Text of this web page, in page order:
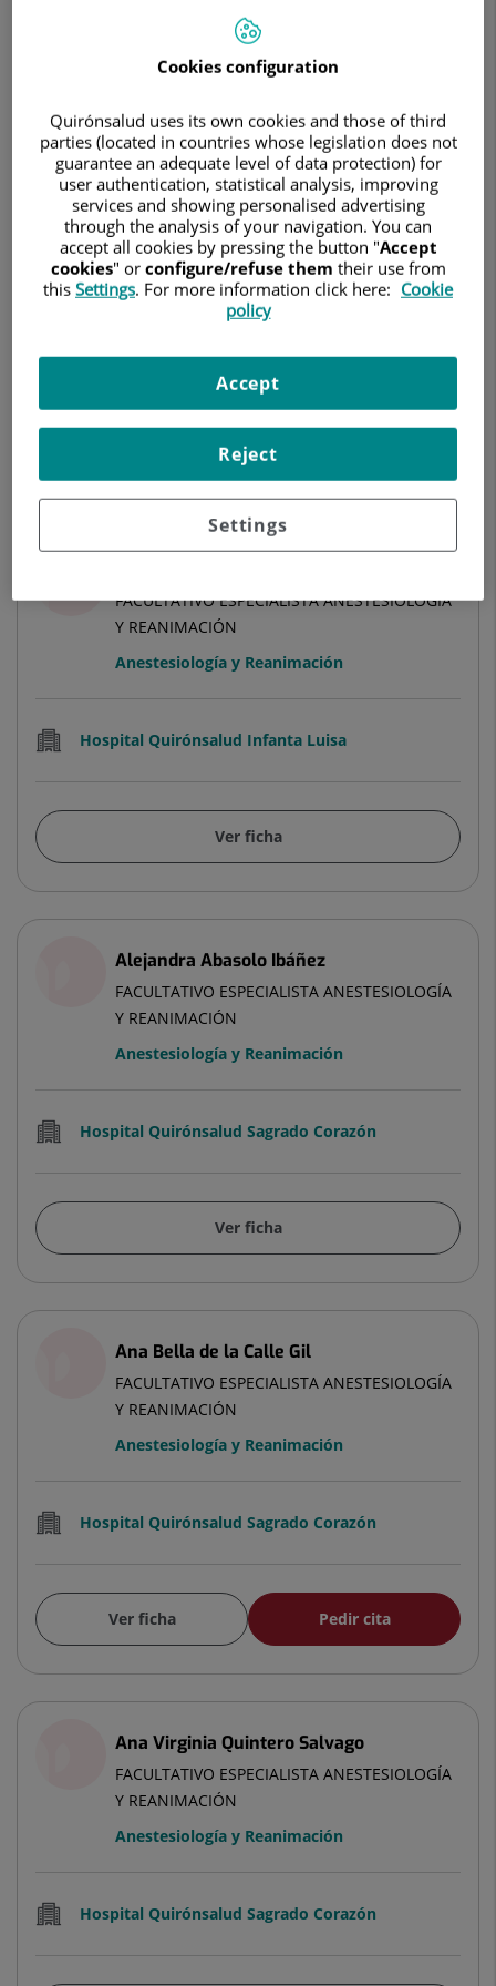
Buscar
Resultados de la búsqueda
Adolfo González Lopez-Cepero
FACULTATIVO ESPECIALISTA ANESTESIOLOGÍA
Y REANIMACIÓN
Anestesiología y Reanimación
Ver ficha
FACULTATIVO ESPECIALISTA ANESTESIOLOGÍA
Y REANIMACIÓN
Anestesiología y Reanimación
Hospital Quirónsalud Infanta Luisa
Ver ficha
Alejandra Abasolo Ibáñez
FACULTATIVO ESPECIALISTA ANESTESIOLOGÍA
Y REANIMACIÓN
Anestesiología y Reanimación
Hospital Quirónsalud Sagrado Corazón
Ver ficha
Ana Bella de la Calle Gil
FACULTATIVO ESPECIALISTA ANESTESIOLOGÍA
Y REANIMACIÓN
Anestesiología y Reanimación
Hospital Quirónsalud Sagrado Corazón
Ver ficha Pedir cita
Ana Virginia Quintero Salvago
FACULTATIVO ESPECIALISTA ANESTESIOLOGÍA
Y REANIMACIÓN
Anestesiología y Reanimación
Hospital Quirónsalud Sagrado Corazón
Cookies configuration
Quirónsalud uses its own cookies and those of third
parties (located in countries whose legislation does not
guarantee an adequate level of data protection) for
user authentication, statistical analysis, improving
services and showing personalised advertising
through the analysis of your navigation. You can
accept all cookies by pressing the button "Accept
cookies" or configure/refuse them their use from
this Settings. For more information click here: Cookie
policy
Settings
Reject
Accept